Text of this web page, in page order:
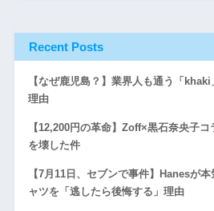
Recent Posts
【なぜ鹿児島？】業界人も通う「
理由
【12,200円の革命】Zoff×黒石奈央子コ
を壊した件
【7月11日、セブンで事件】Hanesが
ャツを「逃したら後悔する」理由